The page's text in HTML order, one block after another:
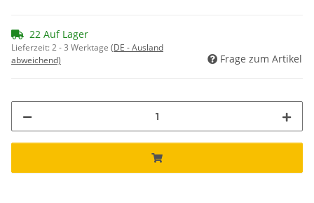
22 Auf Lager
Lieferzeit:2 - 3 Werktage (DE - Ausland
abweichend)
Frage zum Artikel